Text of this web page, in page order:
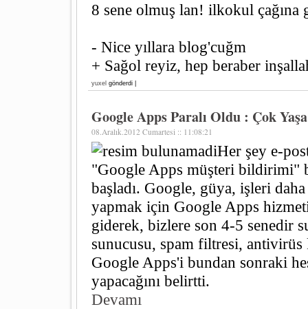
8 sene olmuş lan! ilkokul çağına
- Nice yıllara blog'cuğm
+ Sağol reyiz, hep beraber
yuxel gönderdi |
Google Apps Paralı Oldu : Çok
08.Aralık.2012 Cumartesi :: 11:08:21
Her şey e-
"Google Apps müşteri bildirimi"
başladı. Google, güya, işleri
yapmak için Google Apps
giderek, bizlere son 4-5 senedir
sunucusu, spam filtresi,
Google Apps'i bundan sonraki
yapacağını belirtti.
Devamı